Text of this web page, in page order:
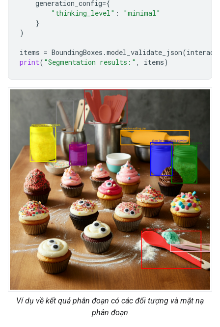
generation_config={
"thinking_level" :
"minimal"
}
)
items = BoundingBoxes .model_validate_json(
print( "Segmentation results:" , items)
Ví dụ về kết quả phân đoạn có các đối tượng và mặt nạ
phân đoạn